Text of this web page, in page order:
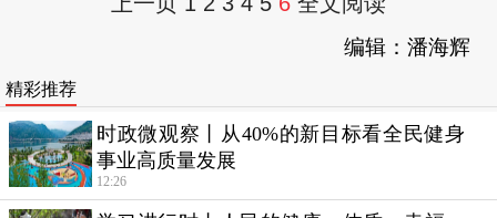
编辑：潘海辉
精彩推荐